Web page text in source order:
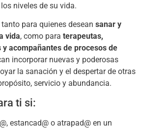
niveles de su vida.
para quienes desean sanar y
vida, como para terapeutas,
acompañantes de procesos de
incorporar nuevas y poderosas
la sanación y el despertar de otras
servicio y abundancia.
ti si:
estancad@ o atrapad@ en un